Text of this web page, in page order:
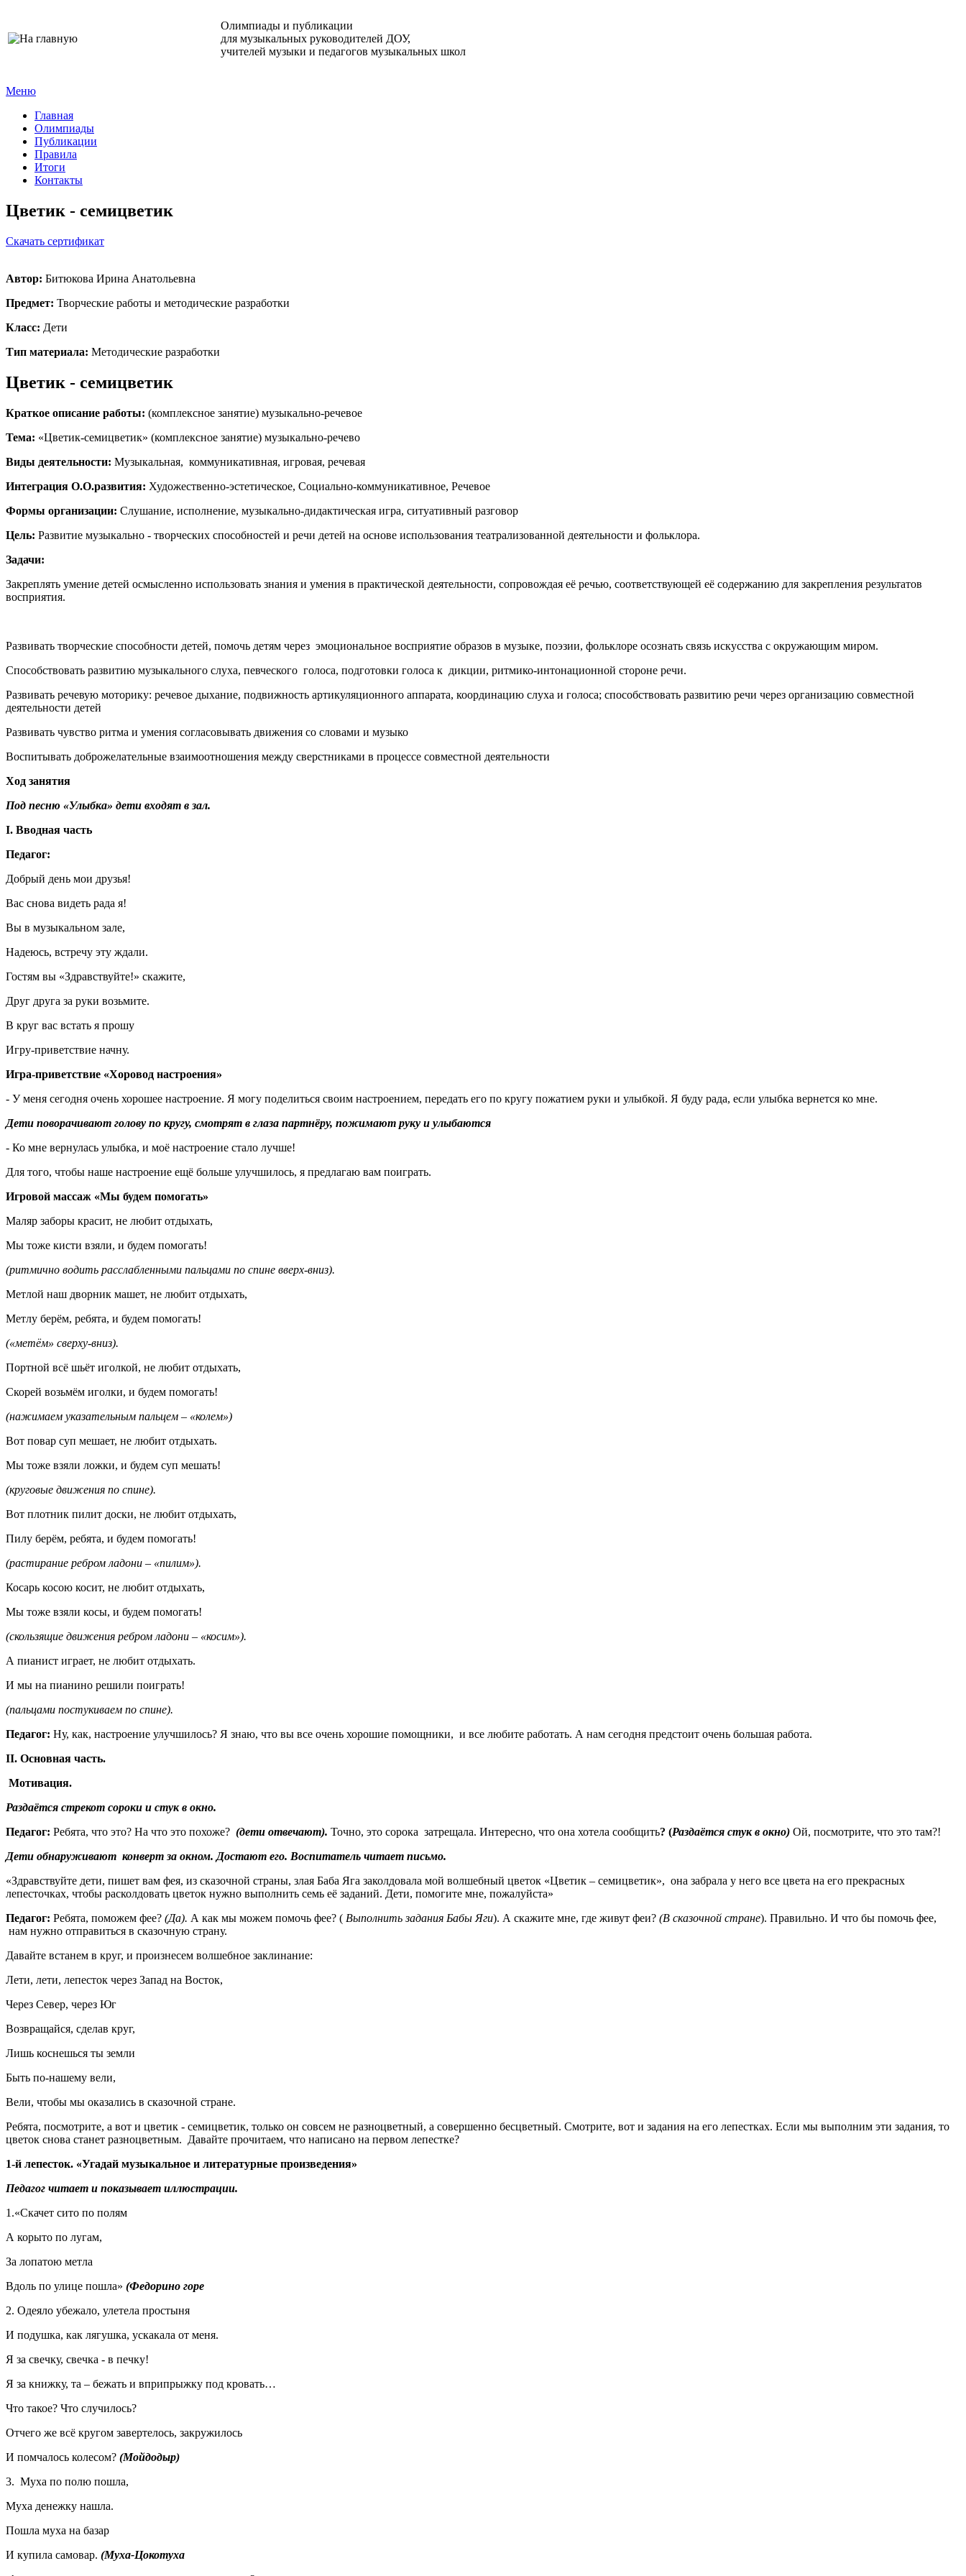
Олимпиады и публикации
для музыкальных руководителей ДОУ,
учителей музыки и педагогов музыкальных школ
Меню
Главная
Олимпиады
Публикации
Правила
Итоги
Контакты
Цветик - семицветик
Cкачать сертификат
Автор: Битюкова Ирина Анатольевна
Предмет: Творческие работы и методические разработки
Класс: Дети
Тип материала: Методические разработки
Цветик - семицветик
Краткое описание работы: (комплексное занятие) музыкально-речевое
Тема: «Цветик-семицветик» (комплексное занятие) музыкально-речево
Виды деятельности: Музыкальная, коммуникативная, игровая, речевая
Интеграция О.О.развития: Художественно-эстетическое, Социально-коммуникативное, Речевое
Формы организации: Слушание, исполнение, музыкально-дидактическая игра, ситуативный разговор
Цель: Развитие музыкально - творческих способностей и речи детей на основе использования театрализованной деятельности и фольклора.
Задачи:
Закреплять умение детей осмысленно использовать знания и умения в практической деятельности, сопровождая её речью, соответствующей её содержанию для закрепления результатов
восприятия.
Развивать творческие способности детей, помочь детям через эмоциональное восприятие образов в музыке, поэзии, фольклоре осознать связь искусства с окружающим миром.
Способствовать развитию музыкального слуха, певческого голоса, подготовки голоса к дикции, ритмико-интонационной стороне речи.
Развивать речевую моторику: речевое дыхание, подвижность артикуляционного аппарата, координацию слуха и голоса; способствовать развитию речи через организацию совместной
деятельности детей
Развивать чувство ритма и умения согласовывать движения со словами и музыко
Воспитывать доброжелательные взаимоотношения между сверстниками в процессе совместной деятельности
Ход занятия
Под песню «Улыбка» дети входят в зал.
I. Вводная часть
Педагог:
Добрый день мои друзья!
Вас снова видеть рада я!
Вы в музыкальном зале,
Надеюсь, встречу эту ждали.
Гостям вы «Здравствуйте!» скажите,
Друг друга за руки возьмите.
В круг вас встать я прошу
Игру-приветствие начну.
Игра-приветствие «Хоровод настроения»
- У меня сегодня очень хорошее настроение. Я могу поделиться своим настроением, передать его по кругу пожатием руки и улыбкой. Я буду рада, если улыбка вернется ко мне.
Дети поворачивают голову по кругу, смотрят в глаза партнёру, пожимают руку и улыбаются
- Ко мне вернулась улыбка, и моё настроение стало лучше!
Для того, чтобы наше настроение ещё больше улучшилось, я предлагаю вам поиграть.
Игровой массаж «Мы будем помогать»
Маляр заборы красит, не любит отдыхать,
Мы тоже кисти взяли, и будем помогать!
(ритмично водить расслабленными пальцами по спине вверх-вниз).
Метлой наш дворник машет, не любит отдыхать,
Метлу берём, ребята, и будем помогать!
(«метём» сверху-вниз).
Портной всё шьёт иголкой, не любит отдыхать,
Скорей возьмём иголки, и будем помогать!
(нажимаем указательным пальцем – «колем»)
Вот повар суп мешает, не любит отдыхать.
Мы тоже взяли ложки, и будем суп мешать!
(круговые движения по спине).
Вот плотник пилит доски, не любит отдыхать,
Пилу берём, ребята, и будем помогать!
(растирание ребром ладони – «пилим»).
Косарь косою косит, не любит отдыхать,
Мы тоже взяли косы, и будем помогать!
(скользящие движения ребром ладони – «косим»).
А пианист играет, не любит отдыхать.
И мы на пианино решили поиграть!
(пальцами постукиваем по спине).
Педагог: Ну, как, настроение улучшилось? Я знаю, что вы все очень хорошие помощники, и все любите работать. А нам сегодня предстоит очень большая работа.
II. Основная часть.
Мотивация.
Раздаётся стрекот сороки и стук в окно.
Педагог: Ребята, что это? На что это похоже? (дети отвечают). Точно, это сорока затрещала. Интересно, что она хотела сообщить? (Раздаётся стук в окно) Ой, посмотрите, что это там?!
Дети обнаруживают конверт за окном. Достают его. Воспитатель читает письмо.
«Здравствуйте дети, пишет вам фея, из сказочной страны, злая Баба Яга заколдовала мой волшебный цветок «Цветик – семицветик», она забрала у него все цвета на его прекрасных
лепесточках, чтобы расколдовать цветок нужно выполнить семь её заданий. Дети, помогите мне, пожалуйста»
Педагог: Ребята, поможем фее? (Да). А как мы можем помочь фее? ( Выполнить задания Бабы Яги). А скажите мне, где живут феи? (В сказочной стране). Правильно. И что бы помочь фее,
нам нужно отправиться в сказочную страну.
Давайте встанем в круг, и произнесем волшебное заклинание:
Лети, лети, лепесток через Запад на Восток,
Через Север, через Юг
Возвращайся, сделав круг,
Лишь коснешься ты земли
Быть по-нашему вели,
Вели, чтобы мы оказались в сказочной стране.
Ребята, посмотрите, а вот и цветик - семицветик, только он совсем не разноцветный, а совершенно бесцветный. Смотрите, вот и задания на его лепестках. Если мы выполним эти задания, то
цветок снова станет разноцветным. Давайте прочитаем, что написано на первом лепестке?
1-й лепесток. «Угадай музыкальное и литературные произведения»
Педагог читает и показывает иллюстрации.
1.«Скачет сито по полям
А корыто по лугам,
За лопатою метла
Вдоль по улице пошла» (Федорино горе
2. Одеяло убежало, улетела простыня
И подушка, как лягушка, ускакала от меня.
Я за свечку, свечка - в печку!
Я за книжку, та – бежать и вприпрыжку под кровать…
Что такое? Что случилось?
Отчего же всё кругом завертелось, закружилось
И помчалось колесом? (Мойдодыр)
3. Муха по полю пошла,
Муха денежку нашла.
Пошла муха на базар
И купила самовар. (Муха-Цокотуха